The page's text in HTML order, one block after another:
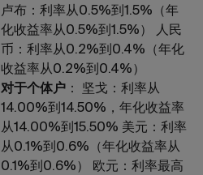
卢布：利率从0.5%到1.5%（年
化收益率从0.5%到1.5%） 人民
币：利率从0.2%到0.4%（年化
收益率从0.2%到0.4%）
对于个体户 ： 坚戈：利率从
14.00%到14.50%，年化收益率
从14.00%到15.50% 美元：利率
从0.1%到0.6%（年化收益率从
0.1%到0.6%） 欧元：利率最高